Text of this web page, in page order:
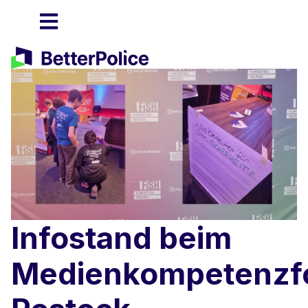
Infostand beim